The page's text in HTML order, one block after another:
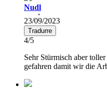
Nudl
23/09/2023
Tradurre
4/5
Sehr Stürmisch aber
gefahren damit wir die